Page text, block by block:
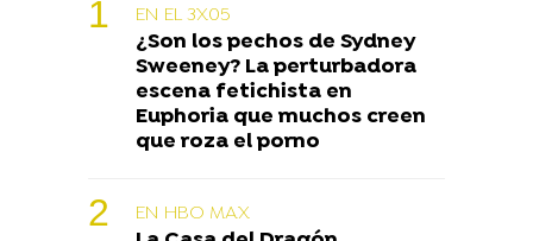
EN EL 3X05
¿Son los pechos de Sydney
Sweeney? La perturbadora
escena fetichista en
Euphoria que muchos creen
que roza el porno
EN HBO MAX